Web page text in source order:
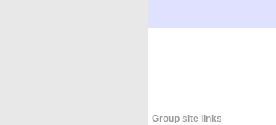
Group site links